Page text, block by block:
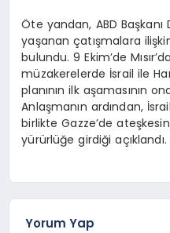
Öte yandan, ABD Başkanı
yaşanan çatışmalara
bulundu. 9 Ekim’de
müzakerelerde İsrail ile
planının ilk aşamasının
Anlaşmanın ardından,
birlikte Gazze’de
yürürlüğe girdiği açıklandı.
Yorum Yap